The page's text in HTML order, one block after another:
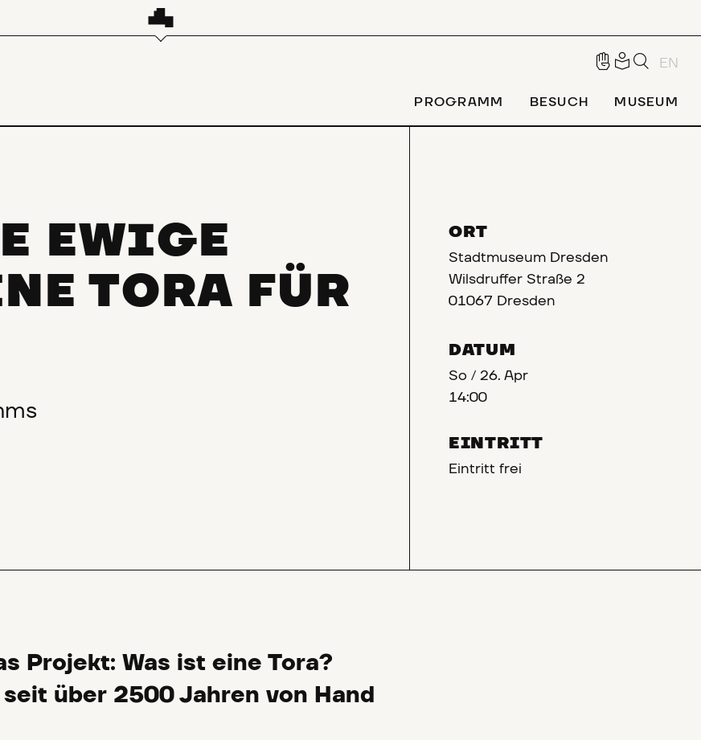
EN
PROGRAMM BESUCH MUSEUM
EWIGE
TORA FÜR
ORT
Stadtmuseum Dresden
Wilsdruffer Straße 2
01067 Dresden
DATUM
So /26. Apr
14:00
EINTRITT
Eintritt frei
Projekt: Was ist eine Tora?
über 2500 Jahren von Hand